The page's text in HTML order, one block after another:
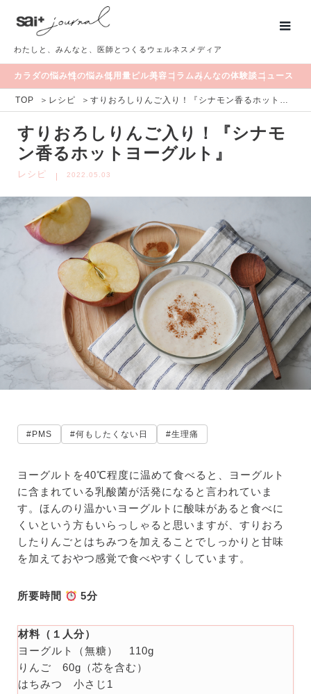
わたしと、みんなと、医師とつくるウェルネスメディア
カラダの悩み性の悩み低用量ピル美容 コラムみんなの体験談ニュース
TOP ＞ レシピ ＞ すりおろしりんご入り！『シナモン香るホットヨーグルト』
すりおろしりんご入り！『シナモ
ン香るホットヨーグルト』
レシピ 2022.05.03
#PMS #何もしたくない日 #生理痛
ヨーグルトを40℃程度に温めて食べると、ヨーグルト
に含まれている乳酸菌が活発になると言われていま
す。ほんのり温かいヨーグルトに酸味があると食べに
くいという方もいらっしゃると思いますが、すりおろ
したりんごとはちみつを加えることでしっかりと甘味
を加えておやつ感覚で食べやすくしています。
所要時間 5分
材料（１人分）
ヨーグルト（無糖） 110g
りんご 60g（芯を含む）
はちみつ 小さじ1